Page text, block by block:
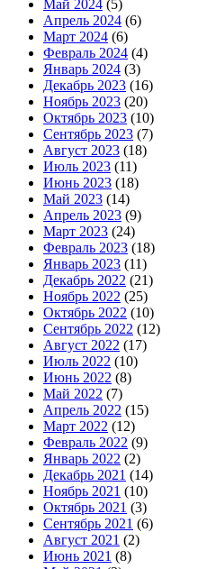
Май 2024 (5)
Апрель 2024 (6)
Март 2024 (6)
Февраль 2024 (4)
Январь 2024 (3)
Декабрь 2023 (16)
Ноябрь 2023 (20)
Октябрь 2023 (10)
Сентябрь 2023 (7)
Август 2023 (18)
Июль 2023 (11)
Июнь 2023 (18)
Май 2023 (14)
Апрель 2023 (9)
Март 2023 (24)
Февраль 2023 (18)
Январь 2023 (11)
Декабрь 2022 (21)
Ноябрь 2022 (25)
Октябрь 2022 (10)
Сентябрь 2022 (12)
Август 2022 (17)
Июль 2022 (10)
Июнь 2022 (8)
Май 2022 (7)
Апрель 2022 (15)
Март 2022 (12)
Февраль 2022 (9)
Январь 2022 (2)
Декабрь 2021 (14)
Ноябрь 2021 (10)
Октябрь 2021 (3)
Сентябрь 2021 (6)
Август 2021 (2)
Июнь 2021 (8)